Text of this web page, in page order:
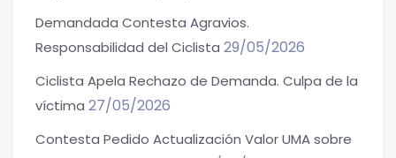
Demandada Contesta Agravios.
Responsabilidad del Ciclista 29/05/2026
Ciclista Apela Rechazo de Demanda. Culpa de la
víctima 27/05/2026
Contesta Pedido Actualización Valor UMA sobre